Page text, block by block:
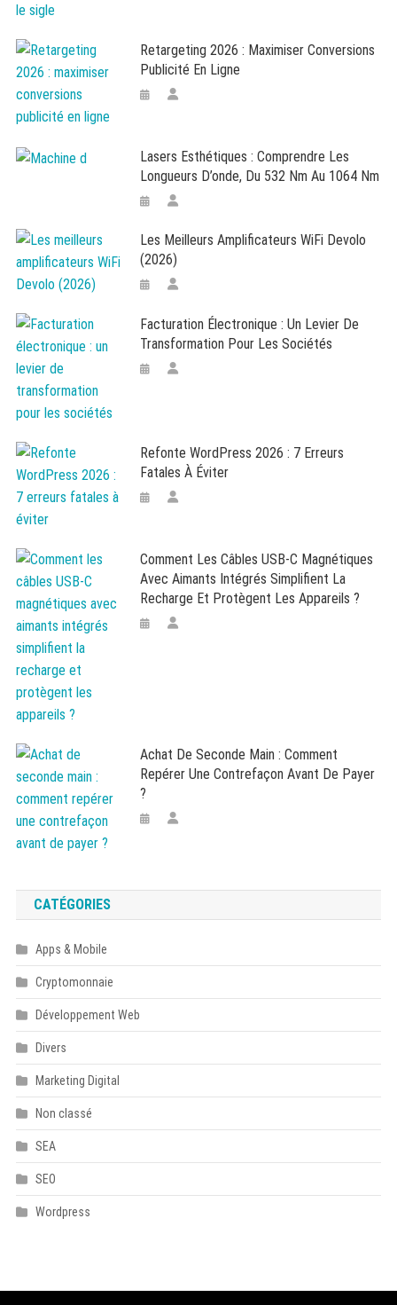
Retargeting 2026 : Maximiser Conversions
Publicité En Ligne
Lasers Esthétiques : Comprendre Les
Longueurs D’onde, Du 532 Nm Au 1064 Nm
Les Meilleurs Amplificateurs WiFi Devolo
(2026)
Facturation Électronique : Un Levier De
Transformation Pour Les Sociétés
Refonte WordPress 2026 : 7 Erreurs
Fatales À Éviter
Comment Les Câbles USB-C Magnétiques
Avec Aimants Intégrés Simplifient La
Recharge Et Protègent Les Appareils ?
Achat De Seconde Main : Comment
Repérer Une Contrefaçon Avant De Payer
?
CATÉGORIES
Apps & Mobile
Cryptomonnaie
Développement Web
Divers
Marketing Digital
Non classé
SEA
SEO
Wordpress